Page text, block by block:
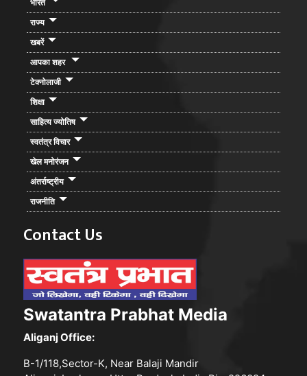
भारत
राज्य
खबरें
आपका शहर
टेक्नोलाजी
शिक्षा
साहित्य ज्योतिष
स्वतंत्र विचार
खेल मनोरंजन
अंतर्राष्ट्रीय
राजनीति
Contact Us
Swatantra Prabhat Media
Aliganj Office:
B-1/118,Sector-K, Near Balaji Mandir